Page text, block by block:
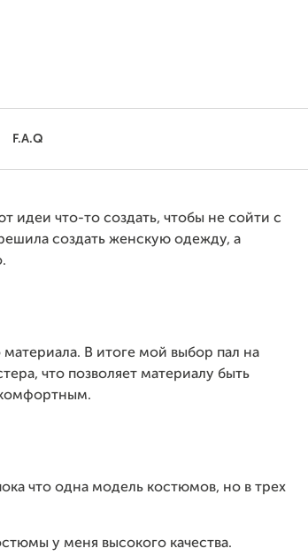
F.A.Q
идеи что-то создать, чтобы не сойти с
создать женскую одежду, а
В итоге мой выбор пал на
что позволяет материалу быть
что одна модель костюмов, но в трех
у меня высокого качества.